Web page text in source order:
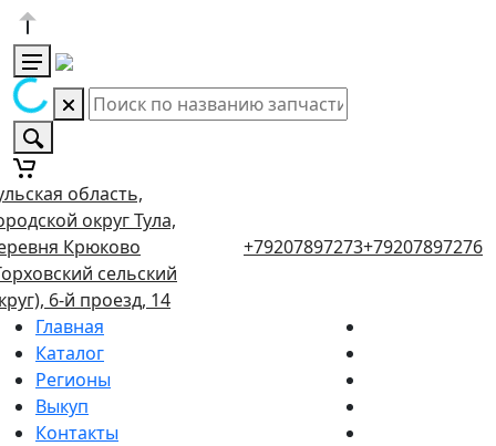
область,
округ Тула,
Крюково
сельский
6-й проезд, 14
+79207897273+79207897276
Главная
Каталог
Регионы
Выкуп
Контакты